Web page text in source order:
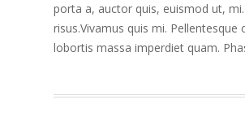
porta a, auctor quis, euismod ut,
risus.Vivamus quis mi.
lobortis massa imperdiet quam.